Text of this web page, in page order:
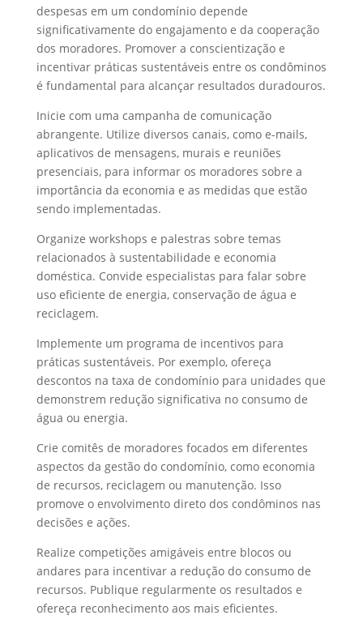
despesas em um condomínio depende
significativamente do engajamento e da cooperação
dos moradores. Promover a conscientização e
incentivar práticas sustentáveis entre os condôminos
é fundamental para alcançar resultados duradouros.
Inicie com uma campanha de comunicação
abrangente. Utilize diversos canais, como e-mails,
aplicativos de mensagens, murais e reuniões
presenciais, para informar os moradores sobre a
importância da economia e as medidas que estão
sendo implementadas.
Organize workshops e palestras sobre temas
relacionados à sustentabilidade e economia
doméstica. Convide especialistas para falar sobre
uso eficiente de energia, conservação de água e
reciclagem.
Implemente um programa de incentivos para
práticas sustentáveis. Por exemplo, ofereça
descontos na taxa de condomínio para unidades que
demonstrem redução significativa no consumo de
água ou energia.
Crie comitês de moradores focados em diferentes
aspectos da gestão do condomínio, como economia
de recursos, reciclagem ou manutenção. Isso
promove o envolvimento direto dos condôminos nas
decisões e ações.
Realize competições amigáveis entre blocos ou
andares para incentivar a redução do consumo de
recursos. Publique regularmente os resultados e
ofereça reconhecimento aos mais eficientes.